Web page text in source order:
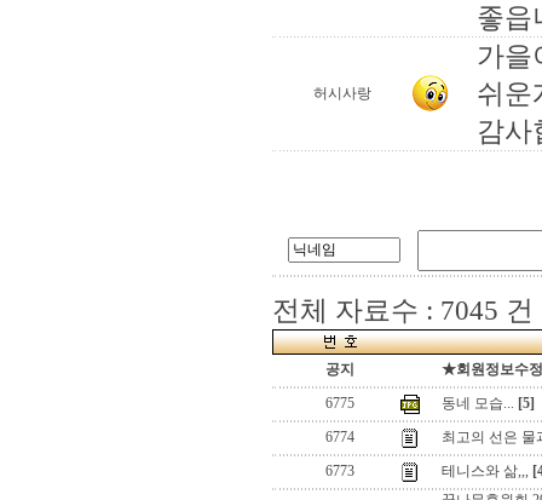
좋읍
허시사랑
가을
쉬운
감사
전체 자료수 : 7045 건
공지
★회원정보수
6775
동네 모습... [5]
6774
최고의 선은 물
6773
테니스와 삶,,,